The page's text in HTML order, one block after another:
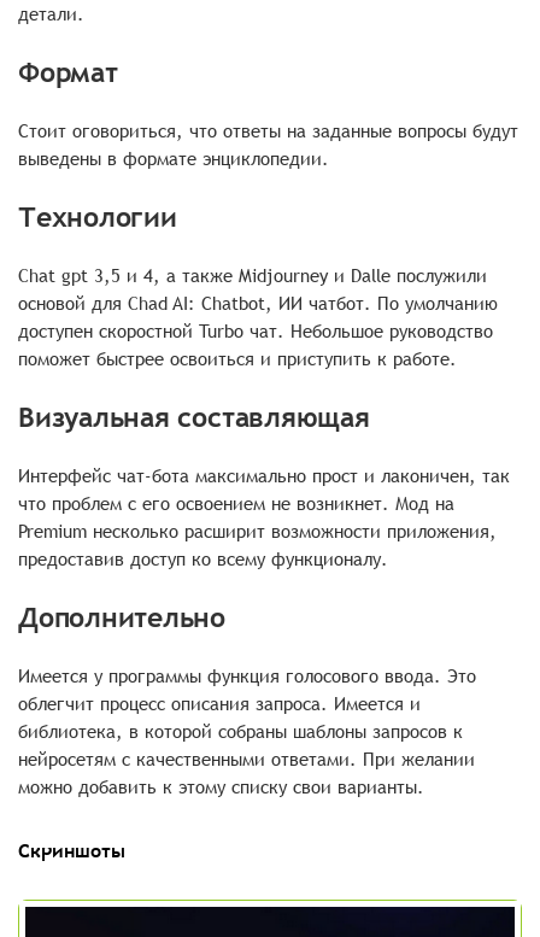
детали.
Формат
Стоит оговориться, что ответы на заданные вопросы будут
выведены в формате энциклопедии.
Технологии
Chat gpt 3,5 и 4, а также Midjourney и Dalle послужили
основой для Chad AI: Сhatbot, ИИ чатбот. По умолчанию
доступен скоростной Turbo чат. Небольшое руководство
поможет быстрее освоиться и приступить к работе.
Визуальная составляющая
Интерфейс чат-бота максимально прост и лаконичен, так
что проблем с его освоением не возникнет. Мод на
Premium несколько расширит возможности приложения,
предоставив доступ ко всему функционалу.
Дополнительно
Имеется у программы функция голосового ввода. Это
облегчит процесс описания запроса. Имеется и
библиотека, в которой собраны шаблоны запросов к
нейросетям с качественными ответами. При желании
можно добавить к этому списку свои варианты.
Скриншоты